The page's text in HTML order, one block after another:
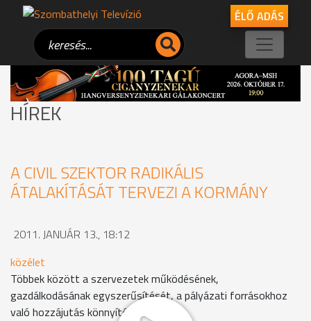
ÉLŐ ADÁS
HÍREK
A CIVIL SZEKTOR RADIKÁLIS
ÁTALAKÍTÁSÁT TERVEZI A KORMÁNY
2011. JANUÁR 13., 18:12
közélet
Többek között a szervezetek működésének,
gazdálkodásának egyszerűsítését, a pályázati forrásokhoz
való hozzájutás könnyítését tervezik.